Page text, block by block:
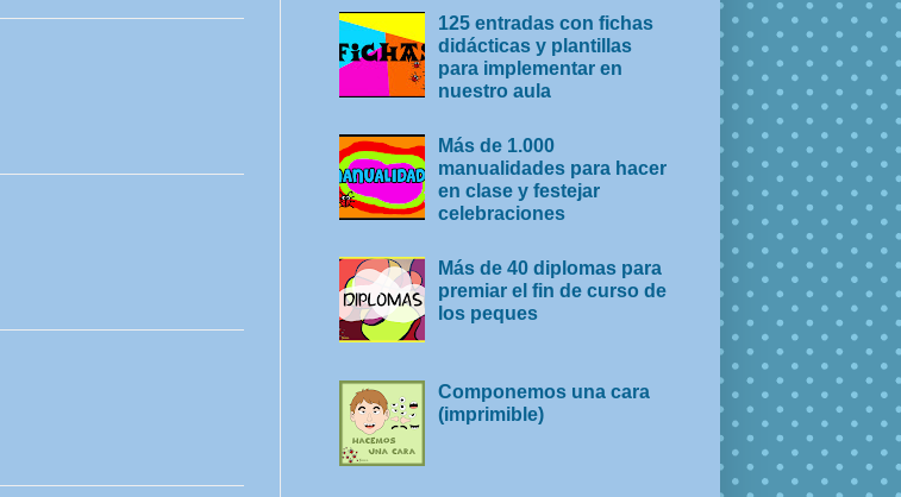
125 entradas con fichas
didácticas y plantillas
para implementar en
nuestro aula
Más de 1.000
manualidades para hacer
en clase y festejar
celebraciones
Más de 40 diplomas para
premiar el fin de curso de
los peques
Componemos una cara
(imprimible)